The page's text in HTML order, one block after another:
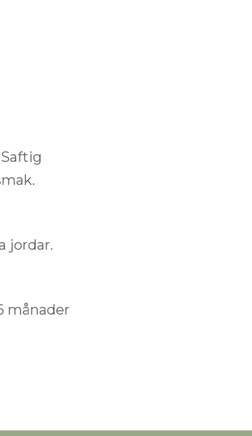
jordar.
månader